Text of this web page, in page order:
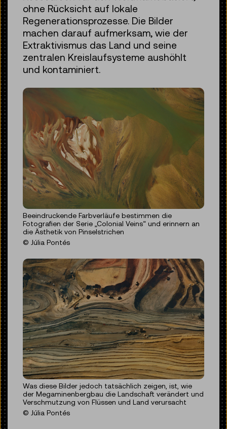
ohne Rücksicht auf lokale
Regenerationsprozesse. Die Bilder
machen darauf aufmerksam, wie der
Extraktivismus das Land und seine
zentralen Kreislaufsysteme aushöhlt
und kontaminiert.
Beeindruckende Farbverläufe bestimmen die
Fotografien der Serie „Colonial Veins“ und erinnern an
die Ästhetik von Pinselstrichen
© Júlia Pontés
Was diese Bilder jedoch tatsächlich zeigen, ist, wie
der Megaminenbergbau die Landschaft verändert und
Verschmutzung von Flüssen und Land verursacht
© Júlia Pontés